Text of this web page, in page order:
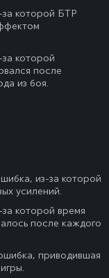
которой БТР
которой
после
из боя.
из-за которой
усилений.
которой время
после каждого
приводившая